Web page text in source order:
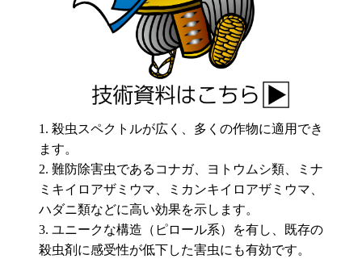
殺虫スペクトルが広く、多くの作物に適用でき
ます。
難防除害虫であるコナガ、ヨトウムシ類、ミナ
ミキイロアザミウマ、ミカンキイロアザミウマ、
ハダニ類などに高い効果を示します。
ユニークな構造（ピロール系）を有し、既存の
殺虫剤に感受性が低下した害虫にも有効です。